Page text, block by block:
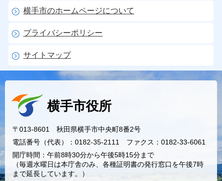
横手市のホームページについて
プライバシーポリシー
サイトマップ
横手市役所
〒013-8601 秋田県横手市中央町8番2号
電話番号（代表）：0182-35-2111 ファクス：0182-33-6061
開庁時間：午前8時30分から午後5時15分まで
（毎週水曜日は本庁舎のみ、各種証明書の発行窓口を午後7時
まで延長しています。）